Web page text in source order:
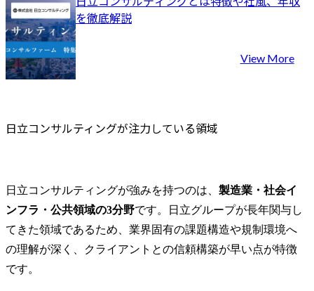
を徹底解説
View More
日立コンサルティングが注力している領域
日立コンサルティングが強みを持つのは、 製造業・社会イ
ンフラ・公共領域の3分野です。日立グループが長年関与し
てきた領域であるため、業界固有の課題構造や規制環境へ
の理解が深く、クライアントとの信頼構築が早い点が特徴
です。